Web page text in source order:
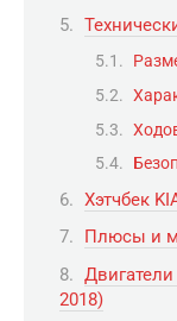
Хэтчбек
Плюсы и
2018)